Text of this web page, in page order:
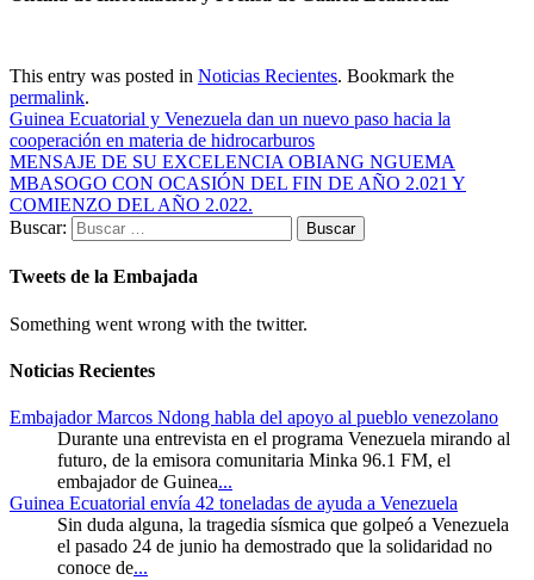
This entry was posted in Noticias Recientes. Bookmark the
permalink.
Guinea Ecuatorial y Venezuela dan un nuevo paso hacia la
cooperación en materia de hidrocarburos
MENSAJE DE SU EXCELENCIA OBIANG NGUEMA
MBASOGO CON OCASIÓN DEL FIN DE AÑO 2.021 Y
COMIENZO DEL AÑO 2.022.
Buscar:
Tweets de la Embajada
Something went wrong with the twitter.
Noticias Recientes
Embajador Marcos Ndong habla del apoyo al pueblo venezolano
Durante una entrevista en el programa Venezuela mirando al
futuro, de la emisora comunitaria Minka 96.1 FM, el
embajador de Guinea...
Guinea Ecuatorial envía 42 toneladas de ayuda a Venezuela
Sin duda alguna, la tragedia sísmica que golpeó a Venezuela
el pasado 24 de junio ha demostrado que la solidaridad no
conoce de...